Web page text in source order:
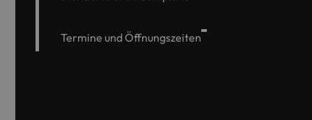
Termine und Öffnungszeiten